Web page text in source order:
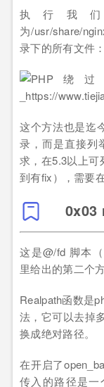
执行我们
为/usr/share/
录下的所有文件：
这个方法也是迄
录，而是直接列
求，在5.3以上可
到有fix），需要
0x03
这是@/fd 脚本（
里给出的第二个方
Realpath函数是
法，它可以去掉
换成绝对路径。
在开启了
传入的路径是